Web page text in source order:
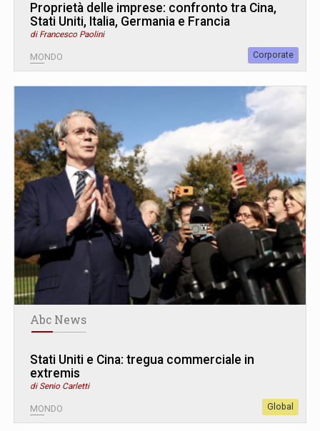
Proprietà delle imprese: confronto tra Cina,
Stati Uniti, Italia, Germania e Francia
di Francesco Paolini
MONDO Corporate
Abc News
Stati Uniti e Cina: tregua commerciale in
extremis
di Senio Carletti
MONDO Global